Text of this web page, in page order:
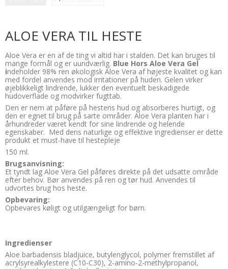
ALOE VERA TIL HESTE
Aloe Vera er en af de ting vi altid har i stalden. Det kan bruges til
mange formål og er uundværlig. Blue Hors Aloe Vera Gel
indeholder 98% ren økologisk Aloe Vera af højeste kvalitet og kan
med fordel anvendes mod irritationer på huden. Gelen virker
øjeblikkeligt lindrende, lukker den eventuelt beskadigede
hudoverflade og modvirker fugttab.
Den er nem at påføre på hestens hud og absorberes hurtigt, og
den er egnet til brug på sarte områder. Aloe Vera planten har i
århundreder været kendt for sine lindrende og helende
egenskaber. Med dens naturlige og effektive ingredienser er dette
produkt et must-have til hestepleje
150 ml.
Brugsanvisning:
Et tyndt lag Aloe Vera Gel påføres direkte på det udsatte område
efter behov. Bør anvendes på ren og tør hud. Anvendes til
udvortes brug hos heste.
Opbevaring:
Opbevares køligt og utilgængeligt for børn.
Ingredienser
Aloe barbadensis bladjuice, butylenglycol, polymer fremstillet af
acrylsyrealkylestere (C10-C30), 2-amino-2-methylpropanol,